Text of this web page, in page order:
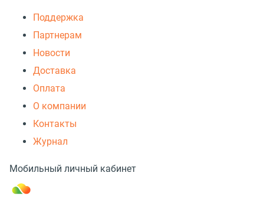
Поддержка
Партнерам
Новости
Доставка
Оплата
О компании
Контакты
Журнал
Мобильный личный кабинет